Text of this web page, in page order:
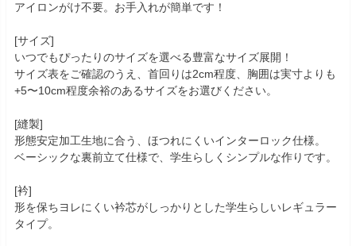
アイロンがけ不要。お手入れが簡単です！
[サイズ]
いつでもぴったりのサイズを選べる豊富なサイズ展開！
サイズ表をご確認のうえ、首回りは2cm程度、胸囲は実寸よりも
+5〜10cm程度余裕のあるサイズをお選びください。
[縫製]
形態安定加工生地に合う、ほつれにくいインターロック仕様。
ベーシックな裏前立て仕様で、学生らしくシンプルな作りです。
[衿]
形を保ちヨレにくい衿芯がしっかりとした学生らしいレギュラー
タイプ。